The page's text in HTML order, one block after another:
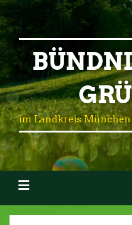
im Landkreis München